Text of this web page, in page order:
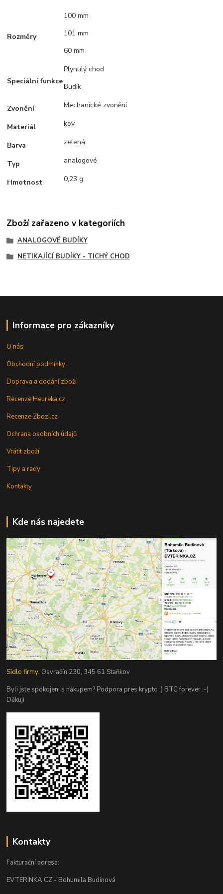
Rozměry
100 mm
101 mm
60 mm
Speciální funkce
Plynulý chod
Budík
Zvonění Mechanické zvonění
Materiál kov
Barva zelená
Typ analogové
Hmotnost 0,23 g
Zboží zařazeno v kategoriích
ANALOGOVÉ BUDÍKY
NETIKAJÍCÍ BUDÍKY - TICHÝ CHOD
Informace pro zákazníky
O nás
Obchodní podmínky
Doprava a dodání zboží
Recenze Heureka.cz
Recenze Zbozi.cz
Ochrana osobních údajů
Vrátit zboží
Tipy a rady
Kontakty
Kde nás najedete
Sídlo firmy: Osvračín 230, 345 61 Staňkov
Byli jste spokojeni s nákupem? Podpora pres krypto :) BTC forever :-)
Děkuji
Kontakty
Fakturační adresa:
EVTERINKA.CZ - Bohumila Budínová